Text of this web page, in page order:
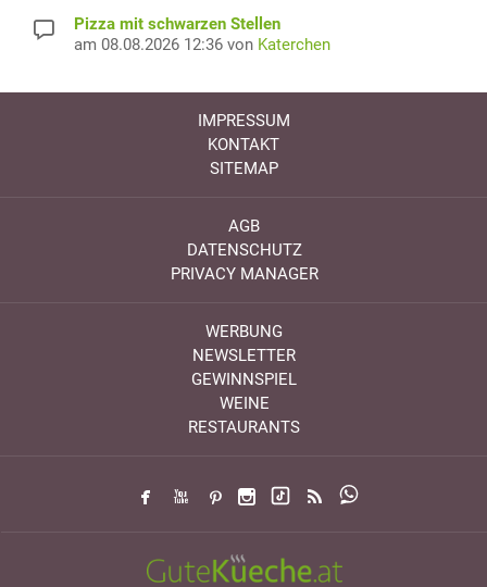
Pizza mit schwarzen Stellen
am 08.08.2026 12:36 von Katerchen
IMPRESSUM
KONTAKT
SITEMAP
AGB
DATENSCHUTZ
PRIVACY MANAGER
WERBUNG
NEWSLETTER
GEWINNSPIEL
WEINE
RESTAURANTS